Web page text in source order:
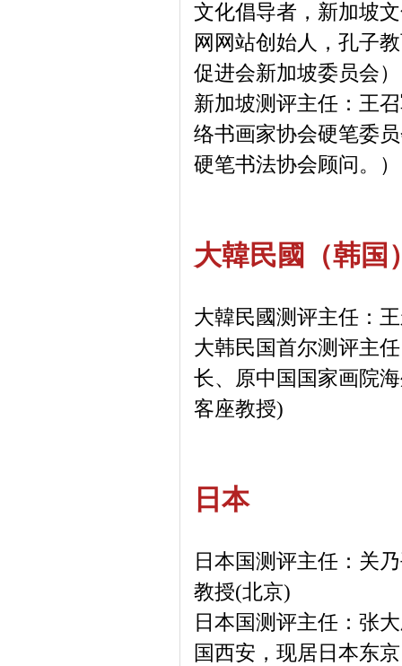
文化倡导者，新加坡
网网站创始人，孔子
促进会新加坡委员会）
新加坡测评主任：王
络书画家协会硬笔委
硬笔书法协会顾问。）
大韓民國（韩国
大韓民國测评主任：
大韩民国首尔测评主
长、原中国国家画院
客座教授)
日本
日本国测评主任：关
教授(北京)
日本国测评主任：张
国西安，现居日本东